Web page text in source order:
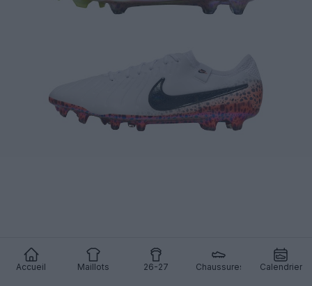
Accueil Maillots 26-27 Chaussures Calendrier